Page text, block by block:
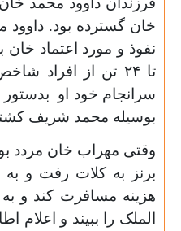
خان گسترده بود. داوود
نفوذ و مورد اعتماد
تا ۲۴ تن از افراد
سرانجام خود او
بوسیله محمد شریف
وقتی مهراب خان مردد
برنز به کلات رفت و به
هزینه مسافرت کند و
الملک را ببیند و